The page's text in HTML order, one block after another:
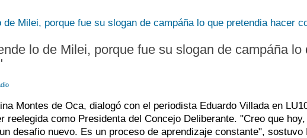
lo de Milei, porque fue su slogan de campáña lo
Montes de Oca, dialogó con el periodista Eduardo Villada en
reelegida como Presidenta del Concejo Deliberante. "Creo que
desafio nuevo. Es un proceso de aprendizaje constante", sostuvo